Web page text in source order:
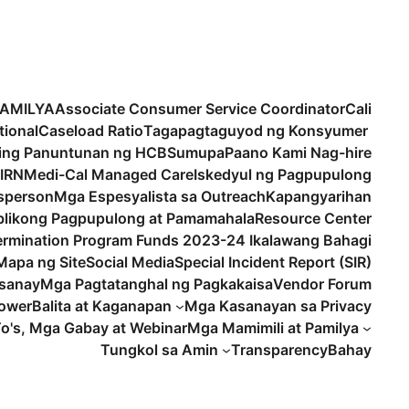
Associate Consumer Service CoordinatorCali
Caseload RatioTagapagtaguyod ng Konsyumer
Panuntunan ng HCBSumupaPaano Kami Nag-hire
Medi-Cal Managed CareIskedyul ng Pagpupulong
Mga Espesyalista sa OutreachKapangyarihan
Pagpupulong at PamamahalaResource Center
Program Funds 2023-24 Ikalawang Bahagi
ng SiteSocial MediaSpecial Incident Report (SIR)
Mga Pagtatanghal ng PagkakaisaVendor Forum
Balita at Kaganapan
Mga Kasanayan sa Privacy
Mga Gabay at WebinarMga Mamimili at Pamilya
Tungkol sa Amin
TransparencyBahay